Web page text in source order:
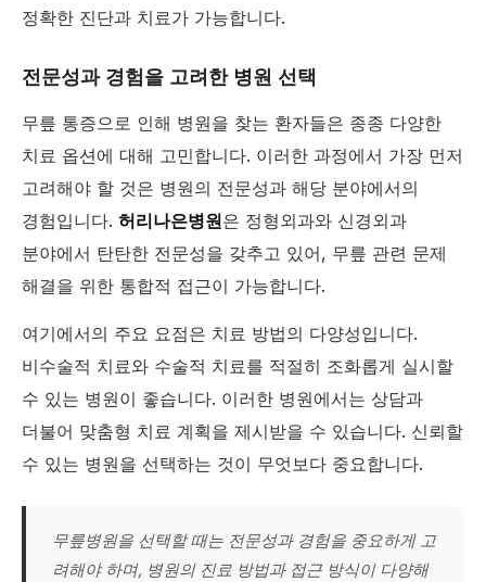
정확한 진단과 치료가 가능합니다.
전문성과 경험을 고려한 병원 선택
무릎 통증으로 인해 병원을 찾는 환자들은 종종 다양한
치료 옵션에 대해 고민합니다. 이러한 과정에서 가장 먼저
고려해야 할 것은 병원의 전문성과 해당 분야에서의
경험입니다. 허리나은병원은 정형외과와 신경외과
분야에서 탄탄한 전문성을 갖추고 있어, 무릎 관련 문제
해결을 위한 통합적 접근이 가능합니다.
여기에서의 주요 요점은 치료 방법의 다양성입니다.
비수술적 치료와 수술적 치료를 적절히 조화롭게 실시할
수 있는 병원이 좋습니다. 이러한 병원에서는 상담과
더불어 맞춤형 치료 계획을 제시받을 수 있습니다. 신뢰할
수 있는 병원을 선택하는 것이 무엇보다 중요합니다.
무릎병원을 선택할 때는 전문성과 경험을 중요하게 고
려해야 하며, 병원의 진료 방법과 접근 방식이 다양해